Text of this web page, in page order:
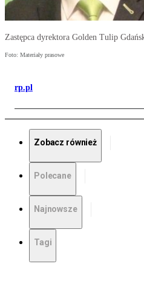
Zastępca dyrektora Golden Tulip
Foto: Materiały prasowe
rp.pl
Zobacz również
Polecane
Najnowsze
Tagi